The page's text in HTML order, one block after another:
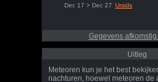
Dec 17 > Dec 27 Ursids
Gegevens afkomstig
Uitleg
Meteoren kun je het best
nachturen, hoewel meteoren de